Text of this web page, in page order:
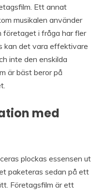
Ett annat
musikalen använder
företaget i fråga har fler
kan det vara effektivare
inte den enskilda
är bäst beror på
med
plockas essensen ut
paketeras sedan på ett
Företagsfilm är ett